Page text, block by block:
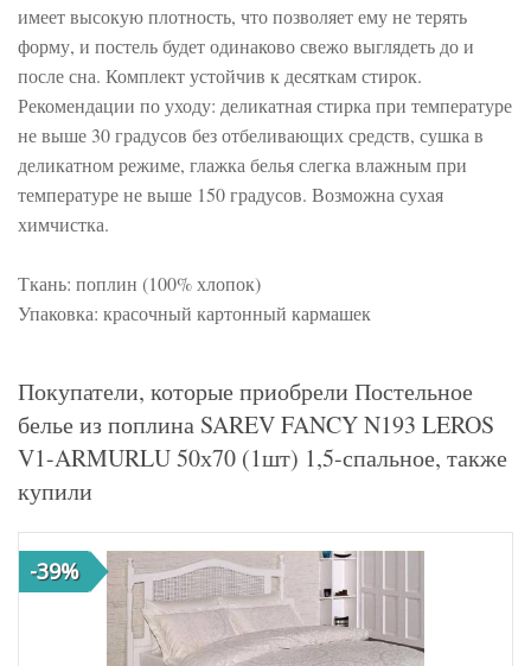
имеет высокую плотность, что позволяет ему не терять
форму, и постель будет одинаково свежо выглядеть до и
после сна. Комплект устойчив к десяткам стирок.
Рекомендации по уходу: деликатная стирка при температуре
не выше 30 градусов без отбеливающих средств, сушка в
деликатном режиме, глажка белья слегка влажным при
температуре не выше 150 градусов. Возможна сухая
химчистка.
Ткань: поплин (100% хлопок)
Упаковка: красочный картонный кармашек
Покупатели, которые приобрели Постельное
белье из поплина SAREV FANCY N193 LEROS
V1-ARMURLU 50х70 (1шт) 1,5-спальное, также
купили
-39%